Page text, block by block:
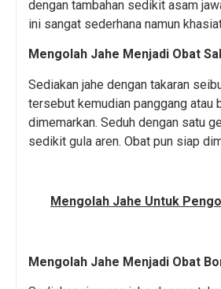
dengan tambahan sedikit asam
ini sangat sederhana namun
Mengolah Jahe Menjadi Obat
Sediakan jahe dengan takaran
tersebut kemudian panggang atau
dimemarkan. Seduh dengan satu
sedikit gula aren. Obat pun siap
Mengolah Jahe Untuk
Mengolah Jahe Menjadi Obat